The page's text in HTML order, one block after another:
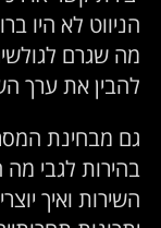
הניווט לא היו
מה שגרם
להבין את ערך
גם מבחינת
בהירות לגבי
השירות ואיך